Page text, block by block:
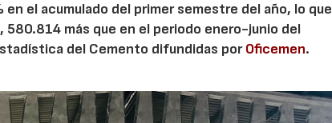
el acumulado del primer semestre del año, lo que
más que en el periodo enero-junio del
del Cemento difundidas porOficemen.